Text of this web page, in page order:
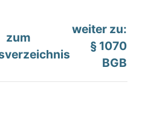
zum
weiter zu:
§ 1070
BGB